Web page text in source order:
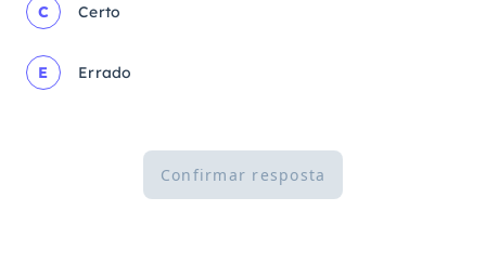
C Certo
E Errado
Confirmar resposta